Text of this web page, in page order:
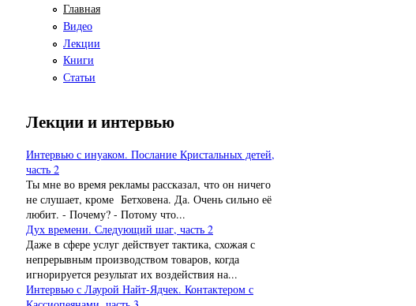
Главная
Видео
Лекции
Книги
Статьи
Лекции и интервью
Интервью с инуаком. Послание Кристальных детей,
часть 2
Ты мне во время рекламы рассказал, что он ничего
не слушает, кроме Бетховена. Да. Очень сильно её
любит. - Почему? - Потому что...
Дух времени. Следующий шаг, часть 2
Даже в сфере услуг действует тактика, схожая с
непрерывным производством товаров, когда
игнорируется результат их воздействия на...
Интервью с Лаурой Найт-Ядчек. Контактером с